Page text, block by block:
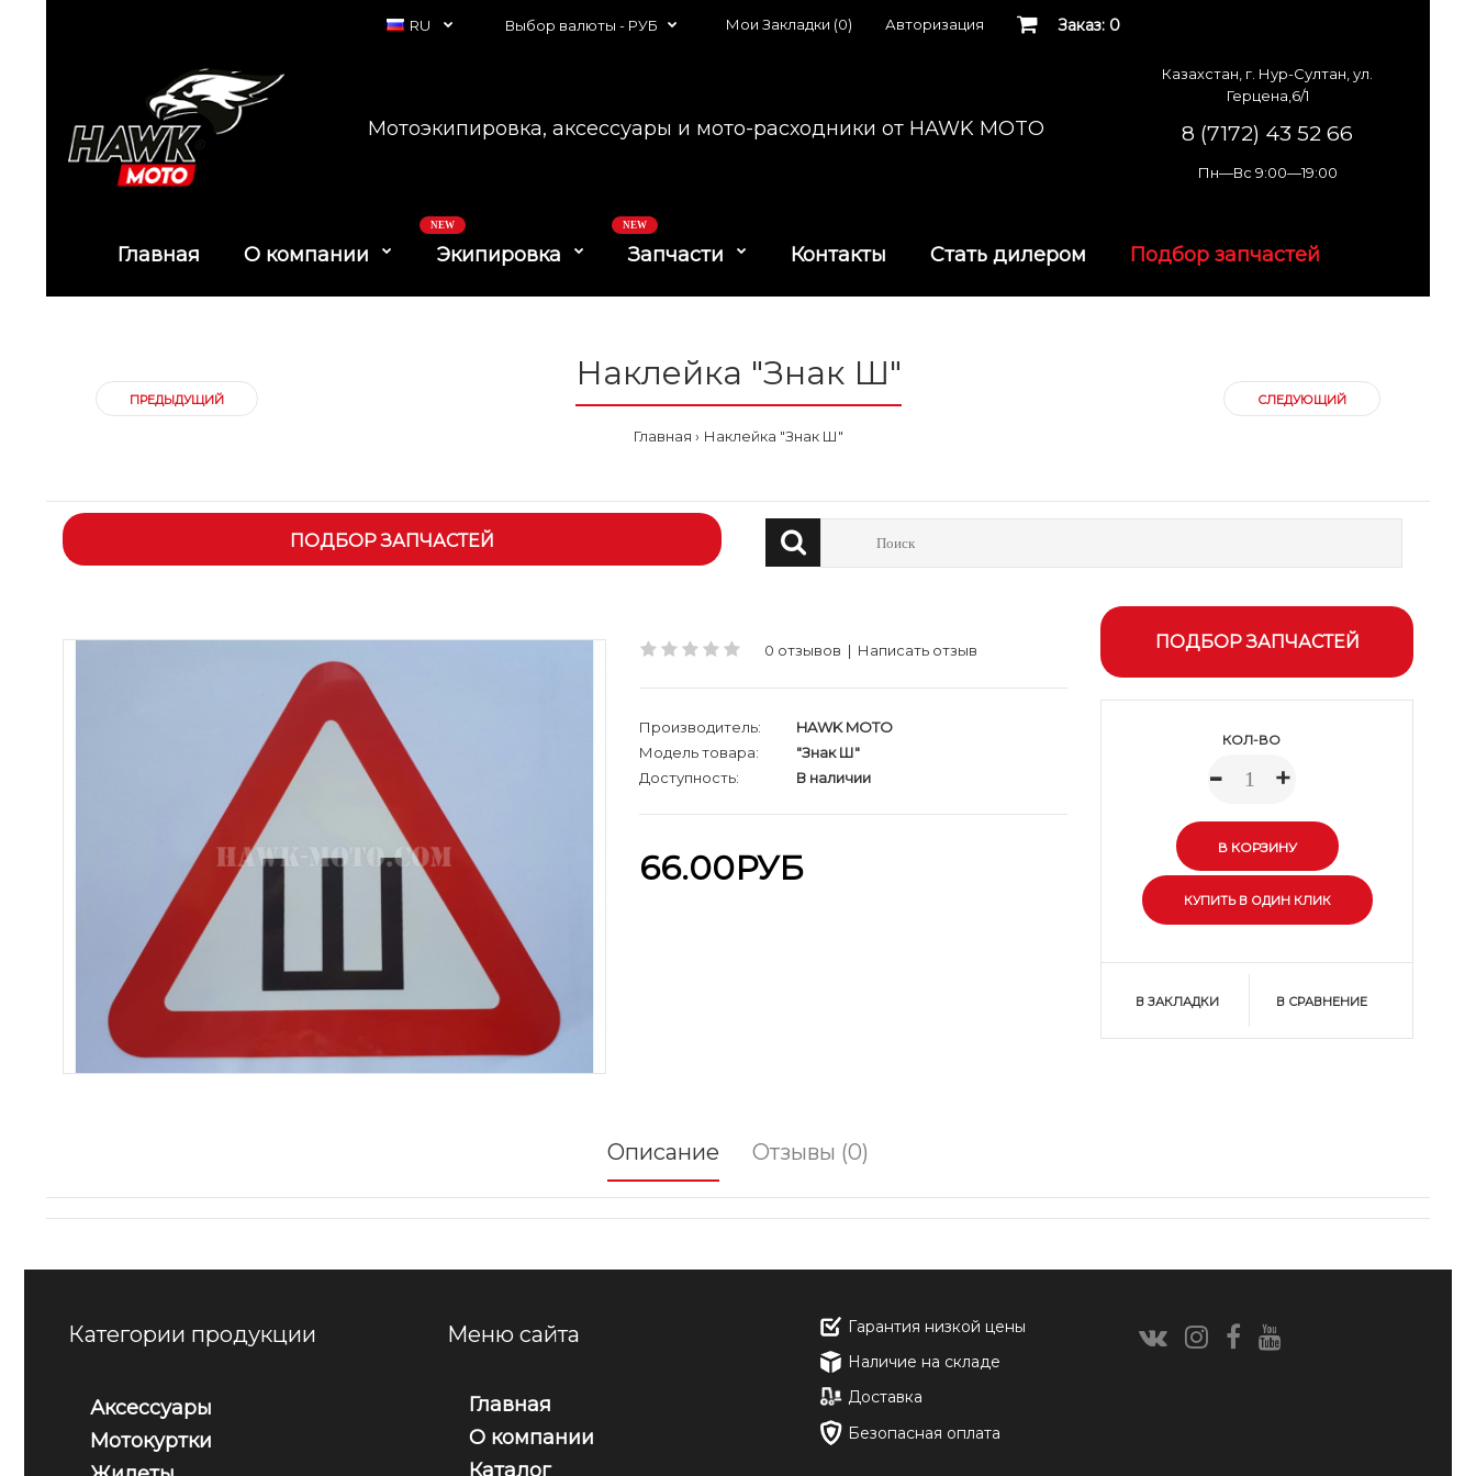
RU Выбор валюты - РУБ Мои Закладки (0) Авторизация Заказ: 0
Мотоэкипировка, аксессуары и мото-расходники от HAWK MOTO
Казахстан, г. Нур-Султан, ул.
Герцена,6/1
8 (7172) 43 52 66
Пн—Вс 9:00—19:00
Главная О компании Экипировка
NEW
Запчасти
NEW
Контакты Стать дилером Подбор запчастей
ПРЕДЫДУЩИЙ
Наклейка "Знак Ш"
Главная Наклейка "Знак Ш"
СЛЕДУЮЩИЙ
ПОДБОР ЗАПЧАСТЕЙ
0 отзывов | Написать отзыв
Производитель:
HAWK MOTO
Модель товара:
"Знак Ш"
Доступность:
В наличии
66.00РУБ
ПОДБОР ЗАПЧАСТЕЙ
КОЛ-ВО
- +
В ЗАКЛАДКИ В СРАВНЕНИЕ
Описание Отзывы (0)
Категории продукции
Аксессуары
Мотокуртки
Меню сайта
Главная
О компании
Каталог
Гарантия низкой цены
Наличие на складе
Доставка
Безопасная оплата